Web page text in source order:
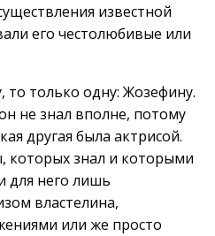
известной
его честолюбивые или
то только одну: Жозефину.
не знал вполне, потому
другая была актрисой.
которых знал и которыми
для него лишь
властелина,
или же просто